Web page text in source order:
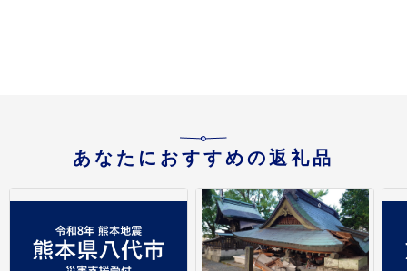
あなたにおすすめの返礼品